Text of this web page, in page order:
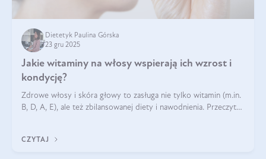
Dietetyk Paulina Górska
23 gru 2025
Jakie witaminy na włosy wspierają ich wzrost i
kondycję?
Zdrowe włosy i skóra głowy to zasługa nie tylko witamin (m.in.
B, D, A, E), ale też zbilansowanej diety i nawodnienia. Przeczytaj
CZYTAJ